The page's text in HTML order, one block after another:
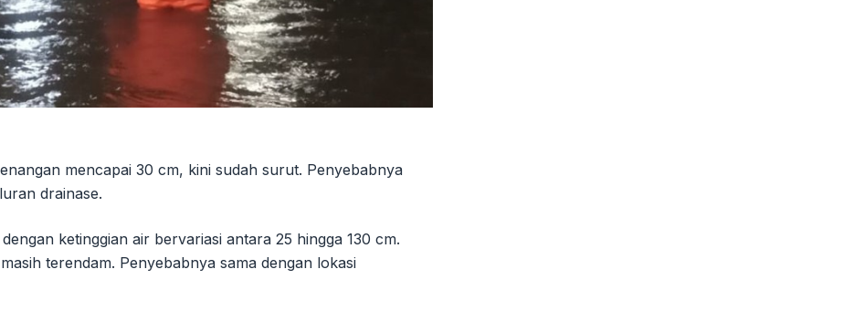
mencapai 30 cm, kini sudah surut. Penyebabnya
drainase.
ketinggian air bervariasi antara 25 hingga 130 cm.
terendam. Penyebabnya sama dengan lokasi